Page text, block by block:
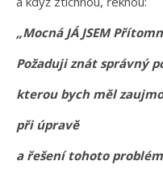
„Mocná JÁ JSEM
Požaduji znát správný
kterou bych měl
při úpravě
a řešení tohoto